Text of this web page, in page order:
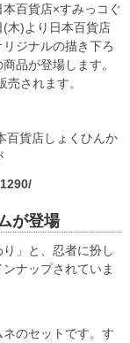
百貨店×すみっコぐ
木)より日本百貨店
ジナルの描き下ろ
品が登場します。
されます。
百貨店しょくひんか
が登場
」と、忍者に扮し
ナップされていま
のセットです。す